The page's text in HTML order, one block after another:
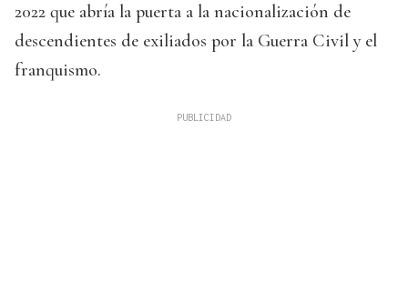
2022 que abría la puerta a la nacionalización de
descendientes de exiliados por la Guerra Civil y el
franquismo.